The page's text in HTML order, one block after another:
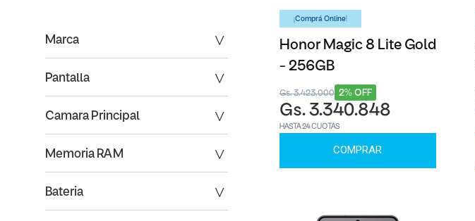
Marca
Pantalla
Camara Principal
Memoria RAM
Bateria
¡Comprá Online!
Honor Magic 8 Lite Gold
- 256GB
2% OFF
Gs. 3.423.000
Gs. 3.340.848
HASTA 24 CUOTAS
COMPRAR